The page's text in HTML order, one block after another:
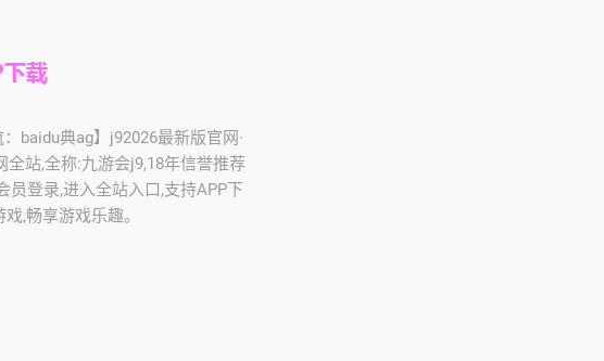
baidu典ag】j92026最新版官网·
站,全称:九游会j9,18年信誉推荐
登录,进入全站入口,支持APP下
,畅享游戏乐趣。